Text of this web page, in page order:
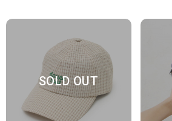
SOLD OUT